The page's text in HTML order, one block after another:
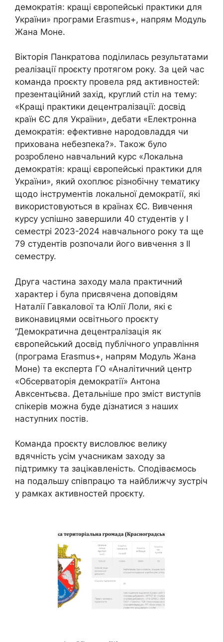
демократія: кращі європейські практики для
України» програми Erasmus+, напрям Модуль
Жана Моне.
Вікторія Панкратова поділилась результатами
реалізації проєкту протягом року. За цей час
команда проєкту провела ряд активностей:
презентаційний захід, круглий стіл на тему:
«Кращі практики децентралізації: досвід
країн ЄС для України», дебати «Електронна
демократія: ефективне народовладдя чи
прихована небезпека?». Також було
розроблено навчальний курс «Локальна
демократія: кращі європейські практики для
України», який охоплює різнобічну тематику
щодо інструментів локальної демократії, які
використовуються в країнах ЄС. Вивчення
курсу успішно завершили 40 студентів у І
семестрі 2023-2024 навчального року та ще
79 студентів розпочали його вивчення з ІІ
семестру.
Друга частина заходу мала практичний
характер і була присвячена доповідям
Наталії Гавкалової та Юлії Лоли, які є
виконавицями освітнього проєкту
“Демократична децентралізація як
європейський досвід публічного управління
(програма Erasmus+, напрям Модуль Жана
Моне) та експерта ГО «Аналітичний центр
«Обсерваторія демократії» Антона
Авксентьєва. Детальніше про зміст виступів
спікерів можна буде дізнатися з наших
наступних постів.
Команда проєкту висловлює велику
вдячність усім учасникам заходу за
підтримку та зацікавленість. Сподіваємось
на подальшу співпрацю та найближчу зустріч
у рамках активностей проєкту.